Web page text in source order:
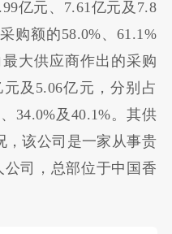
亿元、 7.61亿元及 7.8
购额的58.0%、61.1%
大供应商作出的采购
元及 5.06亿元 ，分别占
34.0%及40.1%。其供
，该公司是一家从事贵
司，总部位于中国香